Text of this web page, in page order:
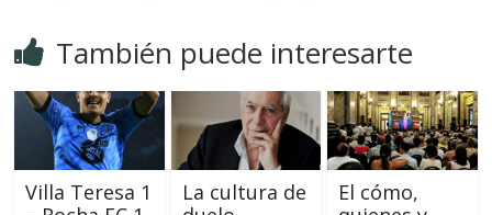
También puede interesarte
Villa Teresa 1
La cultura de
El cómo,